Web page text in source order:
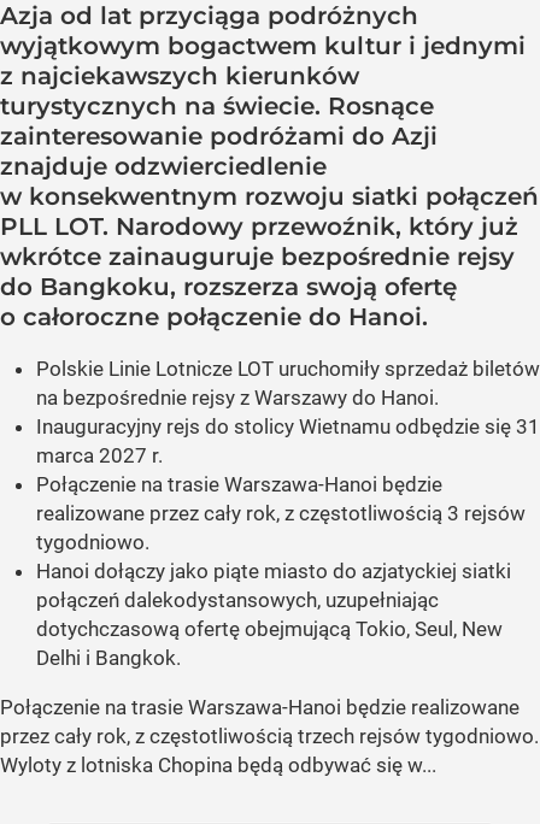
Azja od lat przyciąga podróżnych
wyjątkowym bogactwem kultur i jednymi
z najciekawszych kierunków
turystycznych na świecie. Rosnące
zainteresowanie podróżami do Azji
znajduje odzwierciedlenie
w konsekwentnym rozwoju siatki połączeń
PLL LOT. Narodowy przewoźnik, który już
wkrótce zainauguruje bezpośrednie rejsy
do Bangkoku, rozszerza swoją ofertę
o całoroczne połączenie do Hanoi.
Polskie Linie Lotnicze LOT uruchomiły sprzedaż biletów
na bezpośrednie rejsy z Warszawy do Hanoi.
Inauguracyjny rejs do stolicy Wietnamu odbędzie się 31
marca 2027 r.
Połączenie na trasie Warszawa-Hanoi będzie
realizowane przez cały rok, z częstotliwością 3 rejsów
tygodniowo.
Hanoi dołączy jako piąte miasto do azjatyckiej siatki
połączeń dalekodystansowych, uzupełniając
dotychczasową ofertę obejmującą Tokio, Seul, New
Delhi i Bangkok.
Połączenie na trasie Warszawa-Hanoi będzie realizowane
przez cały rok, z częstotliwością trzech rejsów tygodniowo.
Wyloty z lotniska Chopina będą odbywać się w...